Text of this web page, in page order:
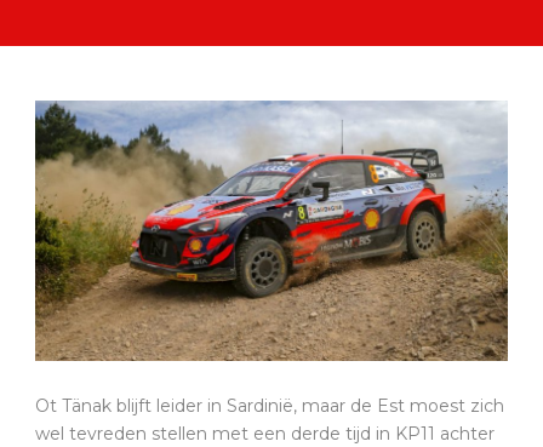
Ot Tänak blijft leider in Sardinië, maar de Est moest zich
wel tevreden stellen met een derde tijd in KP11 achter